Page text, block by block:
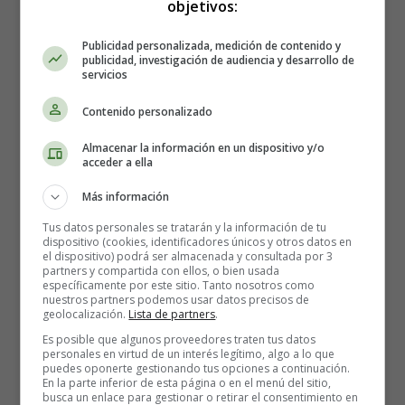
conseguido nuestro objetivo.
A los tres minutos de realizar laprueba, la rayita de
confirmación de embarazo
era ya nítida y nuestras
Aprovechamos que nuestra hija dormía aún para
íbamos a decir y cuando se levantó mantuvimos como
familia más cercana conoció la noticia, que de momento,
quedaba blindada para el resto de conocidos. Cuando
estemos seguros de que todo va sobre ruedas habrá
tiempo de sobra para contarlo a todo el mundo.
En el momento en que supimos la noticia nos planteamos
cómo llevar el
, a través de la
seguridad social
o a través delseguro privadoque mi empresa me
proporciona. Miprimer embarazofue bien a través de
la seguridad social (del trato deltocólogoque llevó mi
objetivos:
Publicidad personalizada, medición de contenido y
publicidad, investigación de audiencia y desarrollo de
servicios
Contenido personalizado
Almacenar la información en un dispositivo y/o
acceder a ella
Más información
Tus datos personales se tratarán y la información de tu
dispositivo (cookies, identificadores únicos y otros datos en
el dispositivo) podrá ser almacenada y consultada por 3
partners y compartida con ellos, o bien usada
específicamente por este sitio. Tanto nosotros como
nuestros partners podemos usar datos precisos de
geolocalización. Lista de partners.
Es posible que algunos proveedores traten tus datos
personales en virtud de un interés legítimo, algo a lo que
puedes oponerte gestionando tus opciones a continuación.
En la parte inferior de esta página o en el menú del sitio,
busca un enlace para gestionar o retirar el consentimiento en